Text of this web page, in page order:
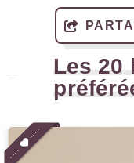
Les 20